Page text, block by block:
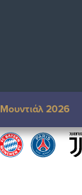
Μουντιάλ 2026